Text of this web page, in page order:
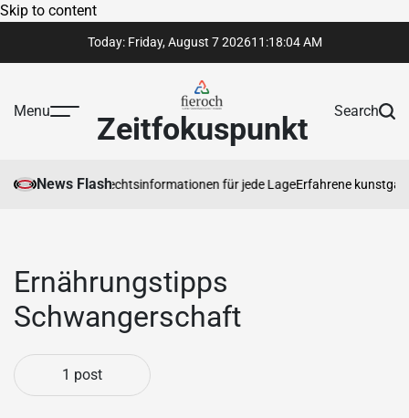
Skip to content
Today: Friday, August 7 202611 :18:04 AM
Menu Zeitfokuspunkt Search
News FlashRechtsinformationen für jede LageErfahrene
Ernährungstipps
Schwangerschaft
1 post